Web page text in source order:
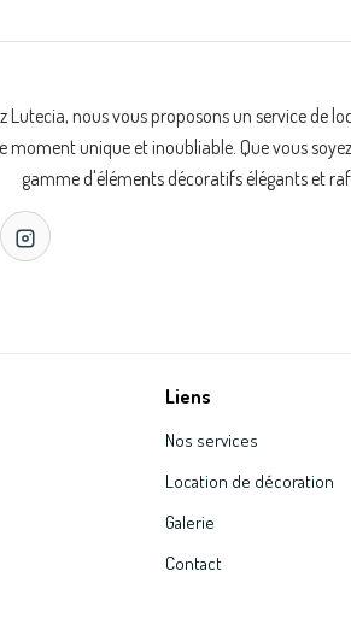
Lutecia, nous vous proposons un service de
moment unique et inoubliable. Que vous
gamme d'éléments décoratifs élégants et
Liens
Nos services
Location de décoration
Galerie
Contact